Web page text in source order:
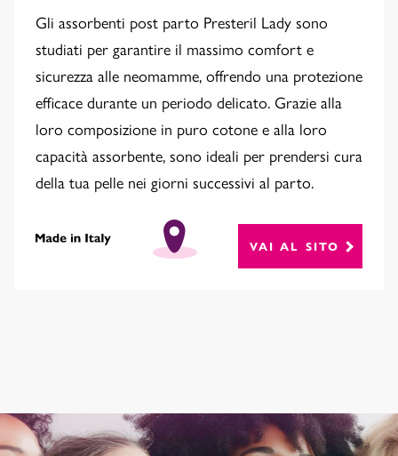
Gli assorbenti post parto Presteril Lady sono
studiati per garantire il massimo comfort e
sicurezza alle neomamme, offrendo una protezione
efficace durante un periodo delicato. Grazie alla
loro composizione in puro cotone e alla loro
capacità assorbente, sono ideali per prendersi cura
della tua pelle nei giorni successivi al parto.
VAI AL SITO